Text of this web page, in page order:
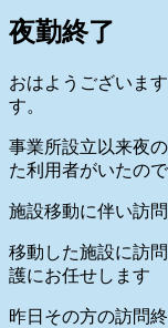
夜勤終了
おはようございま
す。
事業所設立以来夜
た利用者がいたの
施設移動に伴い訪
移動した施設に訪
護にお任せします
昨日その方の訪問